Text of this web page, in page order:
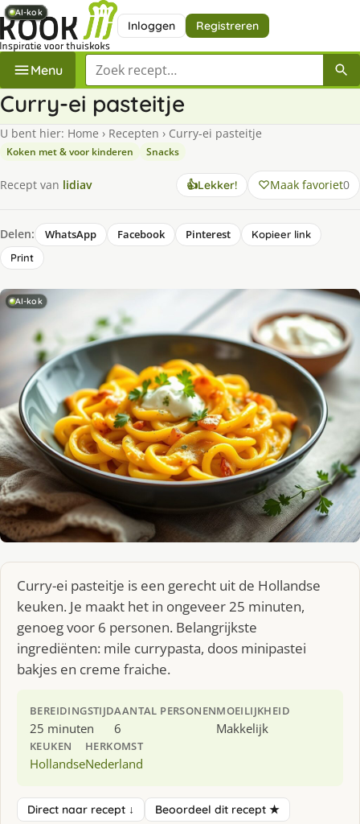
Inloggen Registreren
Menu Zoek een recept
Curry-ei pasteitje
U bent hier: Home › Recepten › Curry-ei pasteitje
Koken met & voor kinderen Snacks
Recept van lidiav 👍Lekker! Maak favoriet0
Delen: WhatsApp Facebook Pinterest
Kopieer link
Print
AI-kok
Curry-ei pasteitje is een gerecht uit de Hollandse
keuken. Je maakt het in ongeveer 25 minuten,
genoeg voor 6 personen. Belangrijkste
ingrediënten: mile currypasta, doos minipastei
bakjes en creme fraiche.
BEREIDINGSTIJD
25 minuten
AANTAL PERSONEN
6
MOEILIJKHEID
Makkelijk
KEUKEN
Hollandse
HERKOMST
Nederland
Direct naar recept ↓ Beoordeel dit recept ★
AI-kok
AI-kok
AI-kok
AI-kok
AI-kok
AI-kok